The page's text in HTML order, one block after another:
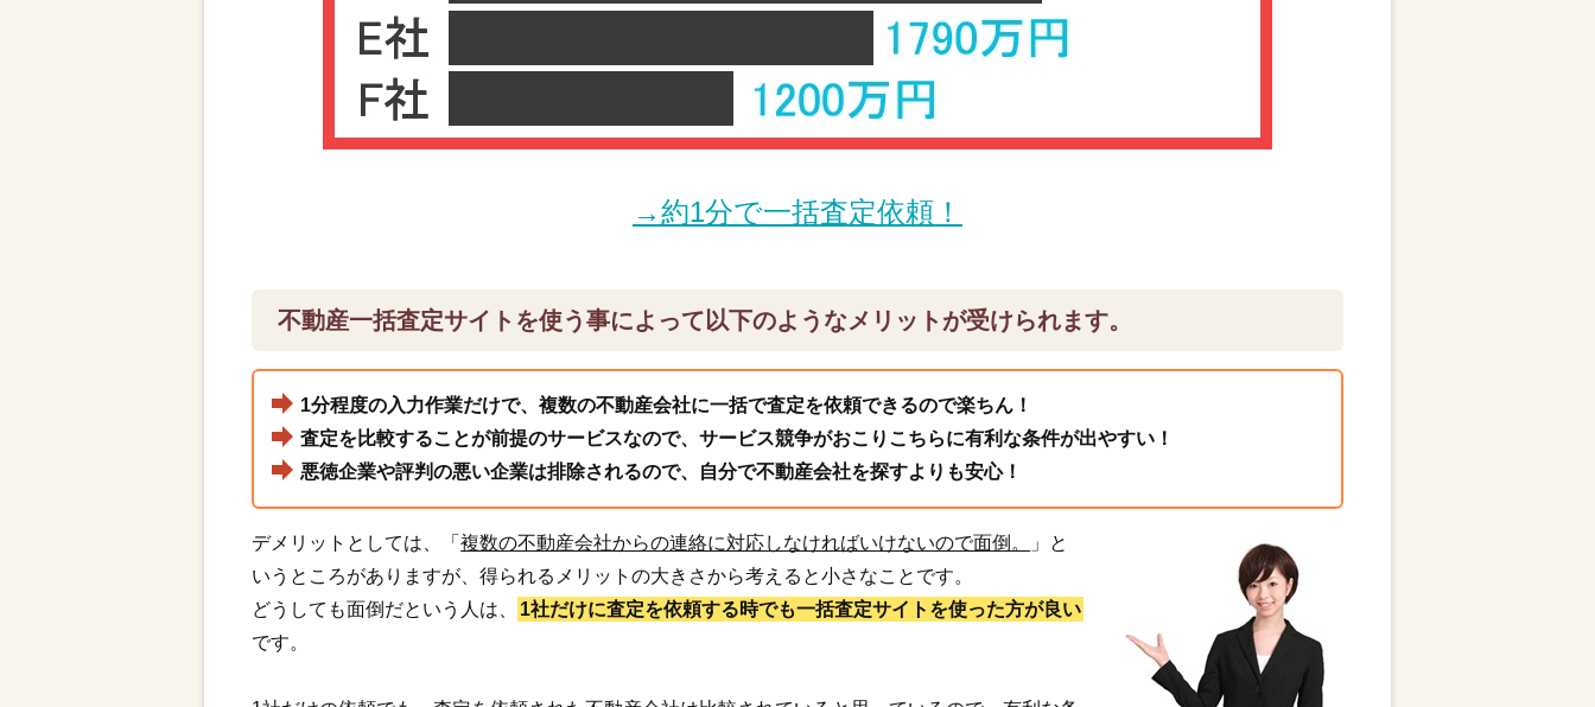
→約1分で一括査定依頼！
不動産一括査定サイトを使う事によって以下のようなメリットが受けられます。
1分程度の入力作業だけで、複数の不動産会社に一括で査定を依頼できるので楽ちん！
査定を比較することが前提のサービスなので、サービス競争がおこりこちらに有利な条件が出やすい！
悪徳企業や評判の悪い企業は排除されるので、自分で不動産会社を探すよりも安心！
デメリットとしては、「複数の不動産会社からの連絡に対応しなければいけないので面倒。
」と
いうところがありますが、得られるメリットの大きさから考えると小さなことです。
どうしても面倒だという人は、
1社だけに査定を依頼する時でも一括査定サイトを使った方が良い
です。